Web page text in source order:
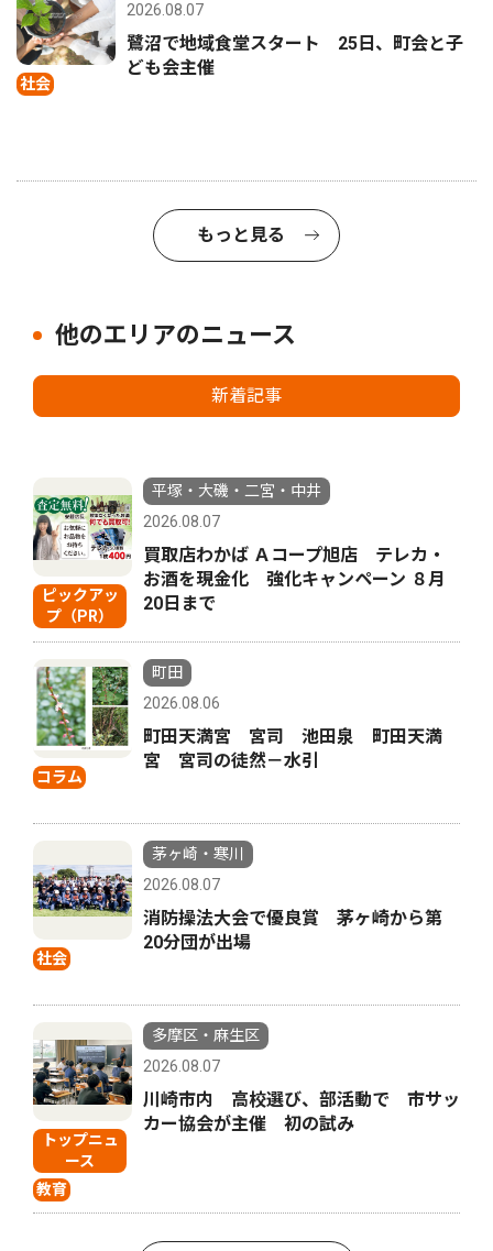
社会
2026.08.07
鷺沼で地域食堂スタート 25日、町会と子
ども会主催
もっと見る
他のエリアのニュース
新着記事
ピックアッ
プ（PR）
平塚・大磯・二宮・中井
2026.08.07
買取店わかば Ａコープ旭店 テレカ・
お酒を現金化 強化キャンペーン ８月
20日まで
コラム
町田
2026.08.06
町田天満宮 宮司 池田泉 町田天満
宮 宮司の徒然－水引
社会
茅ヶ崎・寒川
2026.08.07
消防操法大会で優良賞 茅ヶ崎から第
20分団が出場
トップニュ
ース
教育
多摩区・麻生区
2026.08.07
川崎市内 高校選び、部活動で 市サッ
カー協会が主催 初の試み